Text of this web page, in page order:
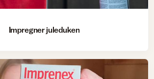
Impregner juleduken